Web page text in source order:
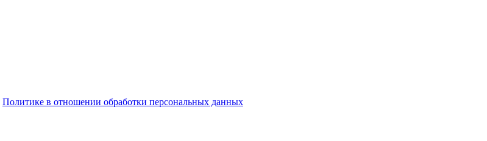
Политике в отношении обработки персональных данных